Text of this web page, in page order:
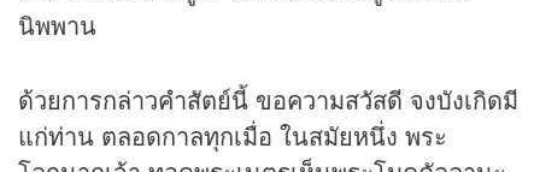
นิพพาน
ด้วยการกล่าวคำสัตย์นี้ ขอความสวัสดี จงบังเกิดมี
แก่ท่าน ตลอดกาลทุกเมื่อ ในสมัยหนึ่ง พระ